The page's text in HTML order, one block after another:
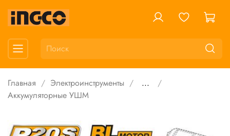
Главная Электроинструменты
...
Аккумуляторные УШМ